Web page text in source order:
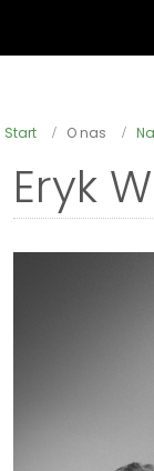
Start O nas
Eryk